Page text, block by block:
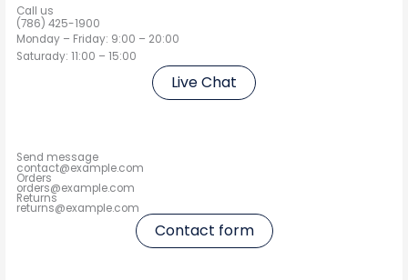
Call us
(786) 425-1900
Monday – Friday: 9:00 – 20:00
Saturady: 11:00 – 15:00
Live Chat
Send message
contact@example.com
Orders
orders@example.com
Returns
returns@example.com
Contact form